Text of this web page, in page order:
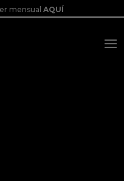
mensual AQUÍ